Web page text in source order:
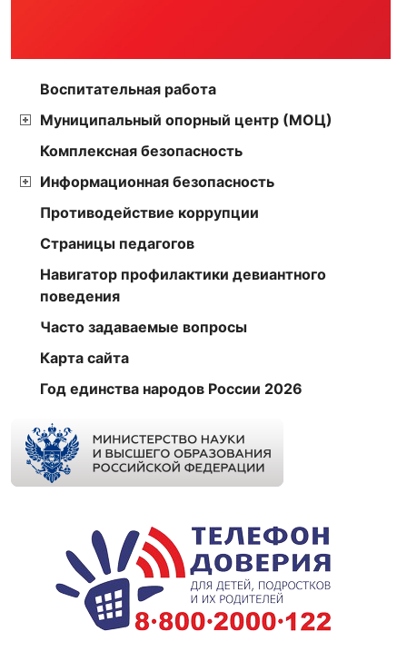
Воспитательная работа
Муниципальный опорный центр (МОЦ)
Комплексная безопасность
Информационная безопасность
Противодействие коррупции
Страницы педагогов
Навигатор профилактики девиантного
поведения
Часто задаваемые вопросы
Карта сайта
Год единства народов России 2026